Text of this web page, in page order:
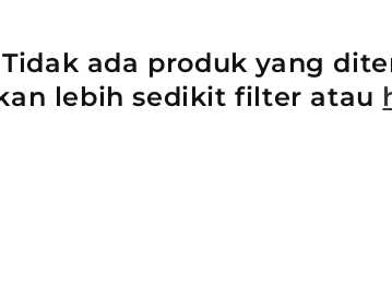
Tidak ada produk yang
lebih sedikit filter atau